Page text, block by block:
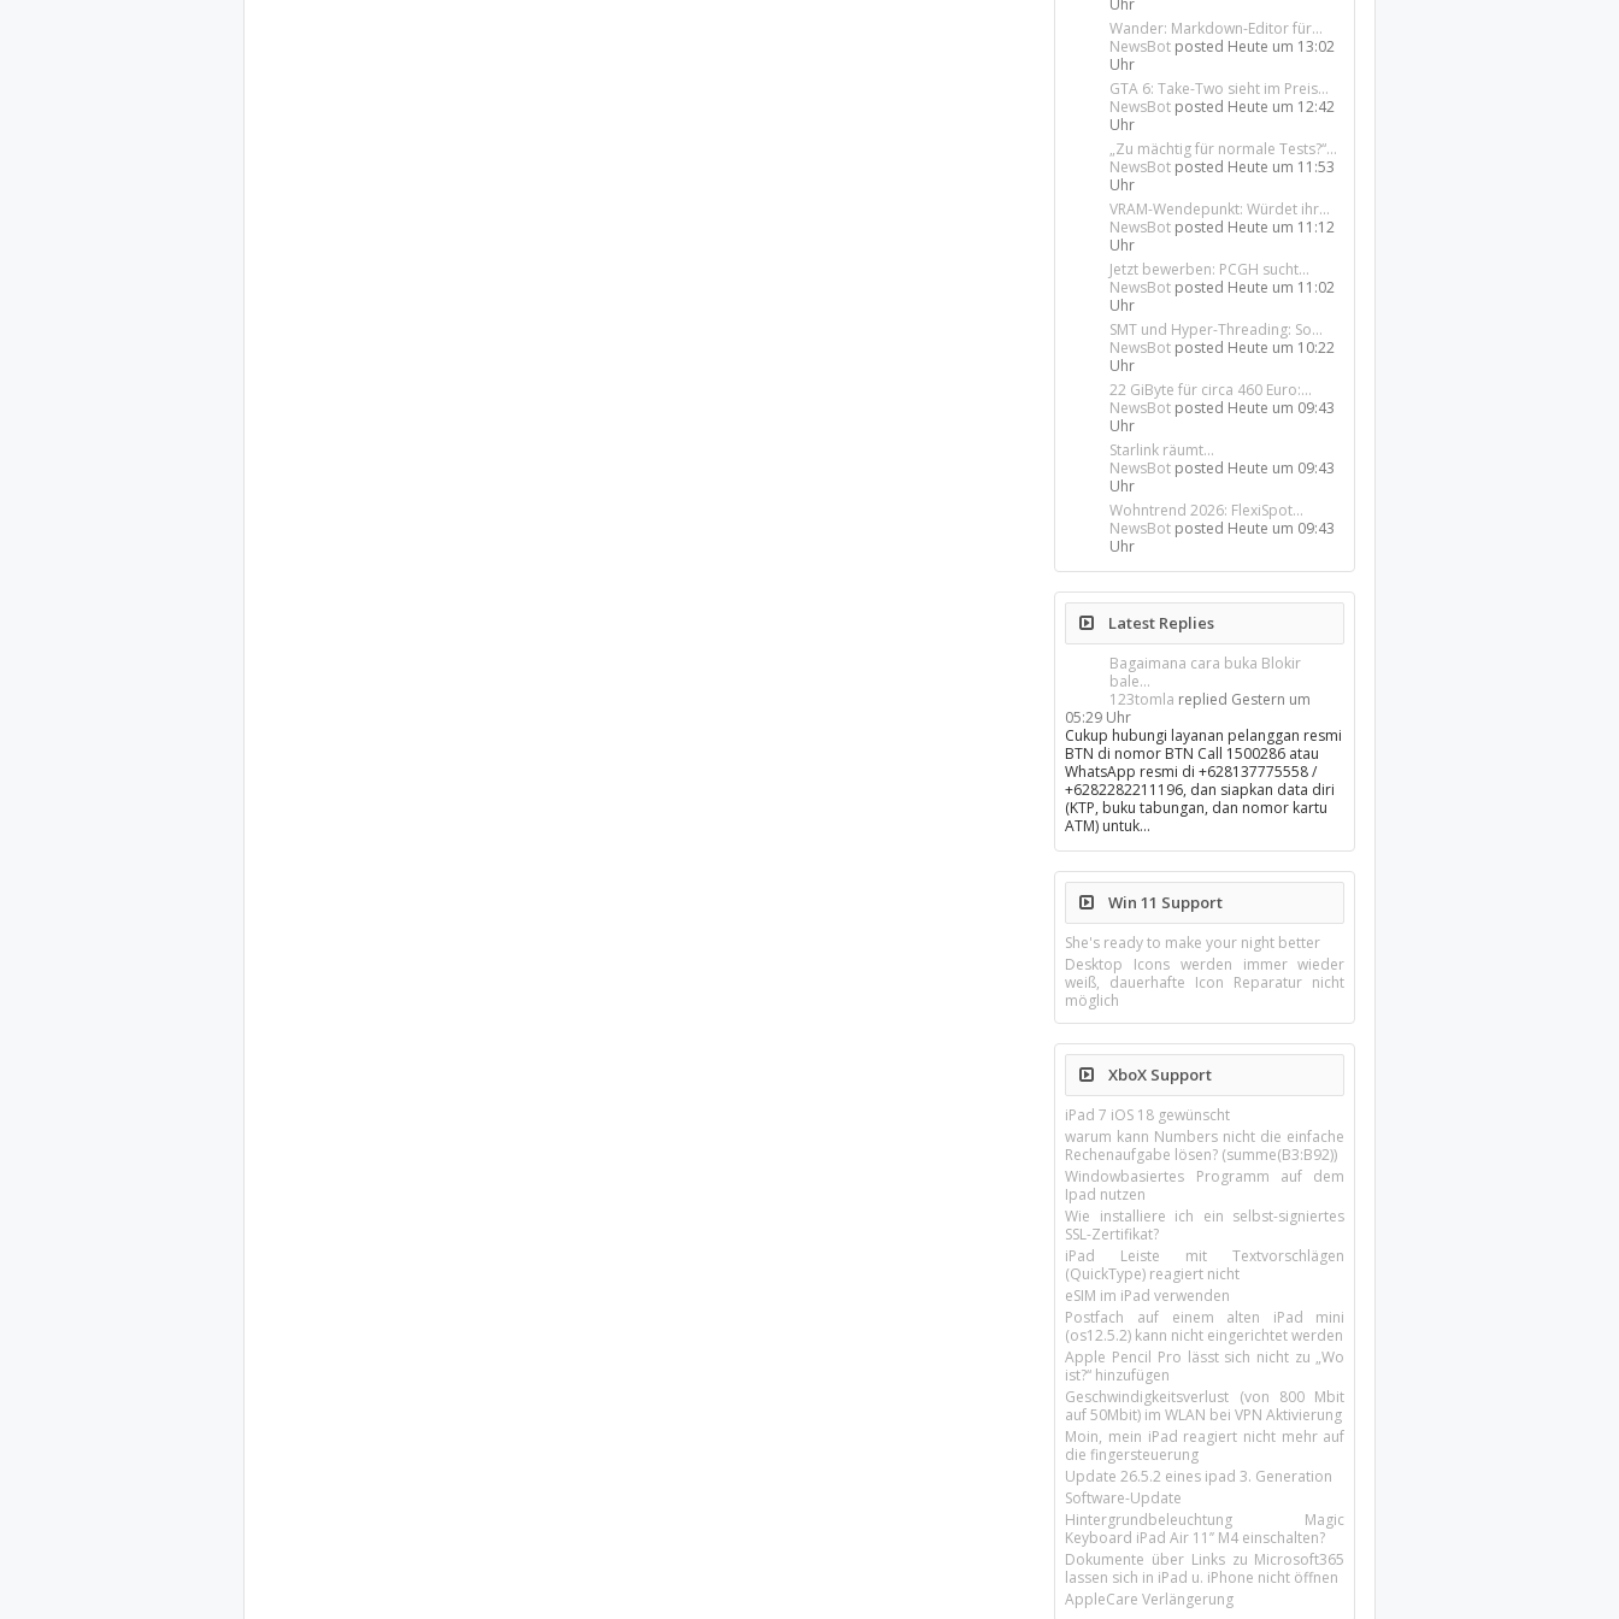
Uhr
Wander: Markdown-Editor für...
NewsBot posted Heute um 13:02
Uhr
GTA 6: Take-Two sieht im Preis...
NewsBot posted Heute um 12:42
Uhr
„Zu mächtig für normale Tests?“...
NewsBot posted Heute um 11:53
Uhr
VRAM-Wendepunkt: Würdet ihr...
NewsBot posted Heute um 11:12
Uhr
Jetzt bewerben: PCGH sucht...
NewsBot posted Heute um 11:02
Uhr
SMT und Hyper-Threading: So...
NewsBot posted Heute um 10:22
Uhr
22 GiByte für circa 460 Euro:...
NewsBot posted Heute um 09:43
Uhr
Starlink räumt...
NewsBot posted Heute um 09:43
Uhr
Wohntrend 2026: FlexiSpot...
NewsBot posted Heute um 09:43
Uhr
Latest Replies
Bagaimana cara buka Blokir
bale...
123tomla replied Gestern um
05:29 Uhr
Cukup hubungi layanan pelanggan resmi
BTN di nomor BTN Call 1500286 atau
WhatsApp resmi di +628137775558 /
+6282282211196, dan siapkan data diri
(KTP, buku tabungan, dan nomor kartu
ATM) untuk…
Win 11 Support
She's ready to make your night better
Desktop Icons werden immer wieder
weiß, dauerhafte Icon Reparatur nicht
möglich
XboX Support
iPad 7 iOS 18 gewünscht
warum kann Numbers nicht die einfache
Rechenaufgabe lösen? (summe(B3:B92))
Windowbasiertes Programm auf dem
Ipad nutzen
Wie installiere ich ein selbst-signiertes
SSL-Zertifikat?
iPad Leiste mit Textvorschlägen
(QuickType) reagiert nicht
eSIM im iPad verwenden
Postfach auf einem alten iPad mini
(os12.5.2) kann nicht eingerichtet werden
Apple Pencil Pro lässt sich nicht zu „Wo
ist?“ hinzufügen
Geschwindigkeitsverlust (von 800 Mbit
auf 50Mbit) im WLAN bei VPN Aktivierung
Moin, mein iPad reagiert nicht mehr auf
die fingersteuerung
Update 26.5.2 eines ipad 3. Generation
Software-Update
Hintergrundbeleuchtung Magic
Keyboard iPad Air 11’’ M4 einschalten?
Dokumente über Links zu Microsoft365
lassen sich in iPad u. iPhone nicht öffnen
AppleCare Verlängerung